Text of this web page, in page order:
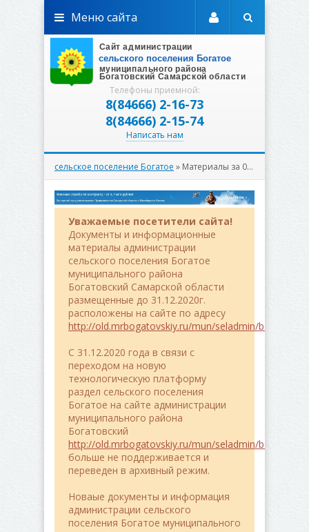
Телефоны приемной:
8(84666) 2-16-73
8(84666) 2-15-74
Написать нам
Меню сайта
сельское поселение Богатое » Материалы за 08.10.2025
Уважаемые посетители сайта!
Документы и информационные
материалы администрации
сельского поселения Богатое
муниципального района
Богатовский Самарской области
размещенные до 31.12.2020г.
расположены на сайте по адресу
http://old.mrbogatovskiy.ru/mun/seladmin/bogatoe/
C 31.12.2020 года в связи с
переходом на новую
технологическую платформу
раздел сельского поселения
Богатое на сайте администрации
муниципального района
Богатовский
http://old.mrbogatovskiy.ru/mun/seladmin/bogatoe/
больше не поддерживается и
переведен в архивный режим.
Новаые документы и информация
администрации сельского
поселения Богатое муниципального